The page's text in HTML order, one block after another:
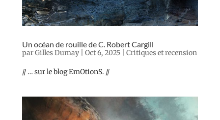
Un océan de rouille de C. Robert Cargill
parGilles Dumay| Oct 6, 2025| Critiques et recension
// … sur le blog EmOtionS. //